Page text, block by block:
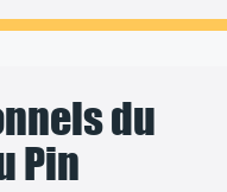
du
Pin